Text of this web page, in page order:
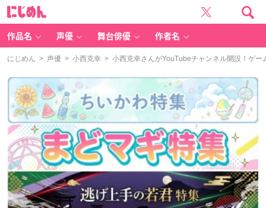
作品名 声優 舞台俳優 作者名
にじめん > 声優 > 小西克幸 > 小西克幸さんがYouTubeチャンネル開設！ゲ